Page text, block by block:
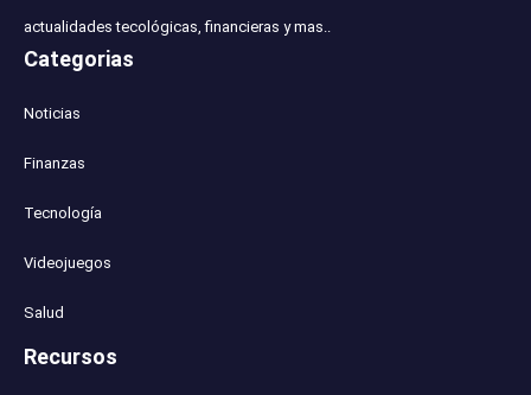
actualidades tecológicas, financieras y mas..
Categorias
Noticias
Finanzas
Tecnología
Videojuegos
Salud
Recursos